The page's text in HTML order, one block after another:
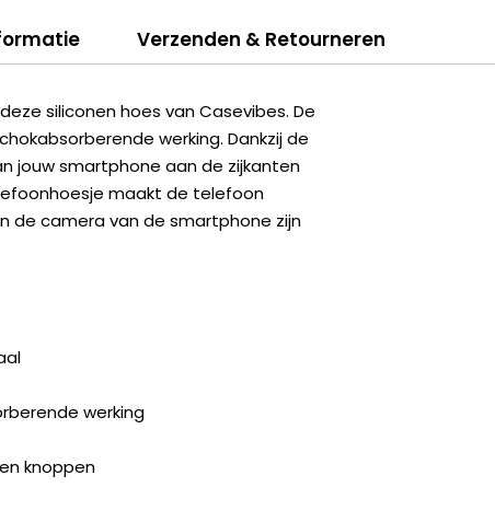
Verzenden & Retourneren
siliconen hoes van Casevibes. De
werking. Dankzij de
jouw smartphone aan de zijkanten
maakt de telefoon
de camera van de smartphone zijn
werking
knoppen